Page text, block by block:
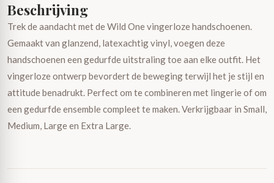
Beschrijving
Trek de aandacht met de Wild One vingerloze handschoenen.
Gemaakt van glanzend, latexachtig vinyl, voegen deze
handschoenen een gedurfde uitstraling toe aan elke outfit. Het
vingerloze ontwerp bevordert de beweging terwijl het je stijl en
attitude benadrukt. Perfect om te combineren met lingerie of om
een gedurfde ensemble compleet te maken. Verkrijgbaar in Small,
Medium, Large en Extra Large.